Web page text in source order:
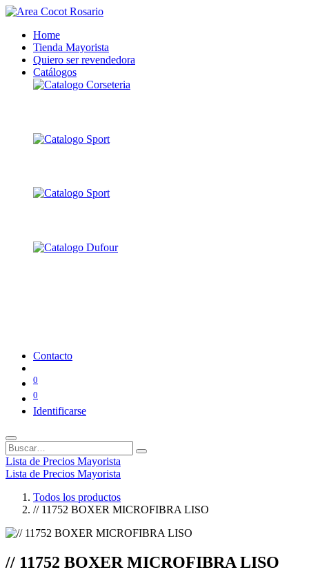
Home
Tienda Mayorista
Quiero ser revendedora
Catálogos
Contacto
0
0
Identificarse
Lista de Precios Mayorista
Lista de Precios Mayorista
Todos los productos
// 11752 BOXER MICROFIBRA LISO
// 11752 BOXER MICROFIBRA LISO